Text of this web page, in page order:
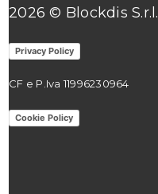
2026 © Blockdis S.r.l.
Privacy Policy
CF e P.Iva 11996230964
Cookie Policy